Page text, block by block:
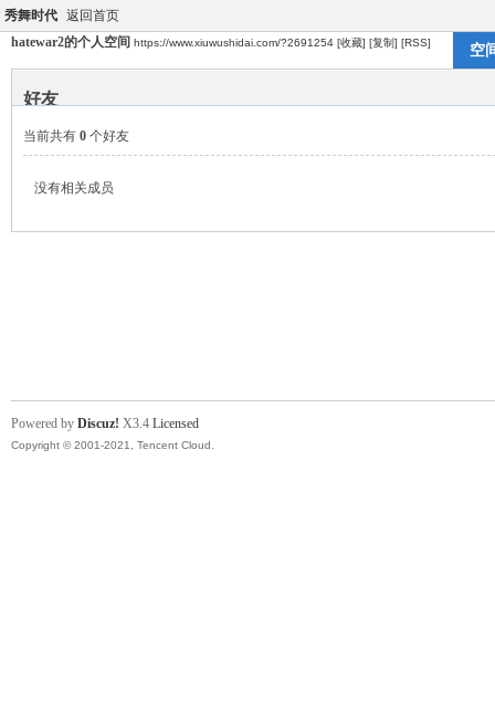
秀舞时代 返回首页
hatewar2的个人空间 https://www.xiuwushidai.com/?2691254 [收藏] [复制] [RSS] 空
好友
当前共有 0 个好友
没有相关成员
Powered by Discuz! X3.4 Licensed
Copyright © 2001-2021, Tencent Cloud.